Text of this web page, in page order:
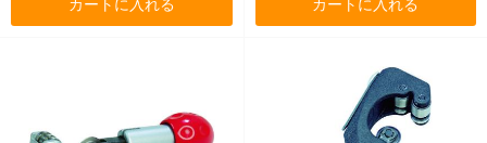
カートに入れる カートに入れる